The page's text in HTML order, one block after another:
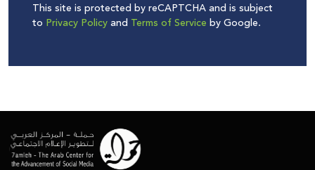
This site is protected by reCAPTCHA and is subject
to Privacy Policyand Terms of Service by Google.